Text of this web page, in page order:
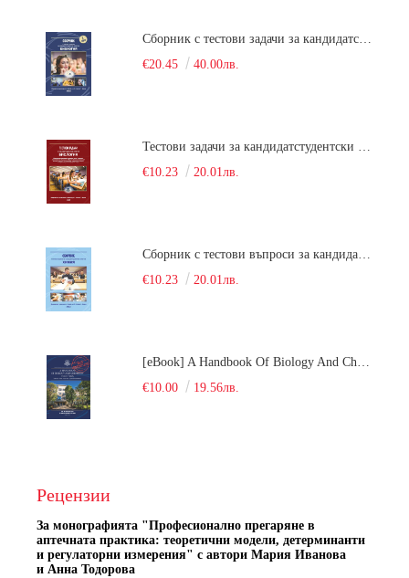
Сборник с тестови задачи за кандидатстудентски изпит по биология върху учебния материал за задължителна и профилирана подготовка, изучаван в средния курс на обучение. Част 2
€20.45
40.00лв.
Тестови задачи за кандидатстудентски изпит по биология. Сборник
€10.23
20.01лв.
Сборник с тестови въпроси за кандидатстудентски изпит по химия. 2022
€10.23
20.01лв.
[eBook] A Handbook Of Biology And Chemistry Test Items For The Entrance Tests At Medical University Of Varna (Fourth Revised Edition)
€10.00
19.56лв.
Рецензии
За монографията "Професионално прегаряне в
аптечната практика: теоретични модели, детерминанти
и регулаторни измерения" с автори Мария Иванова
и Анна Тодорова